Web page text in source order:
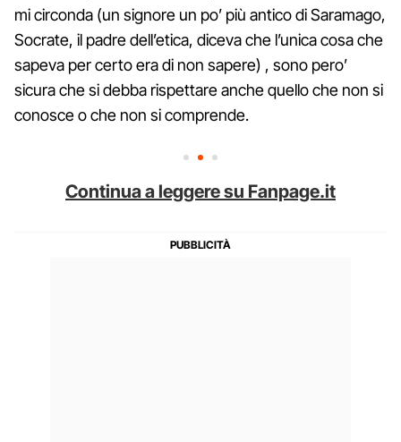
mi circonda (un signore un po’ più antico di Saramago,
Socrate, il padre dell’etica, diceva che l’unica cosa che
sapeva per certo era di non sapere) , sono pero’
sicura che si debba rispettare anche quello che non si
conosce o che non si comprende.
Continua a leggere su Fanpage.it